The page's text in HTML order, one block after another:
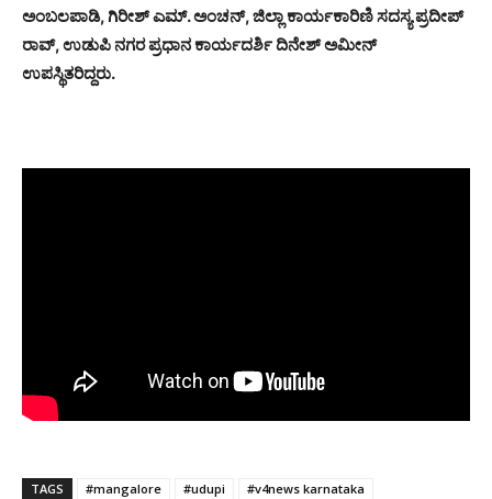
ಅಂಬಲಪಾಡಿ, ಗಿರೀಶ್ ಎಮ್. ಅಂಚನ್, ಜಿಲ್ಲಾ ಕಾರ್ಯಕಾರಿಣಿ ಸದಸ್ಯ ಪ್ರದೀಪ್
ರಾವ್, ಉಡುಪಿ ನಗರ ಪ್ರಧಾನ ಕಾರ್ಯದರ್ಶಿ ದಿನೇಶ್ ಅಮೀನ್
ಉಪಸ್ಥಿತರಿದ್ದರು.
TAGS #mangalore #udupi
#v4news karnataka